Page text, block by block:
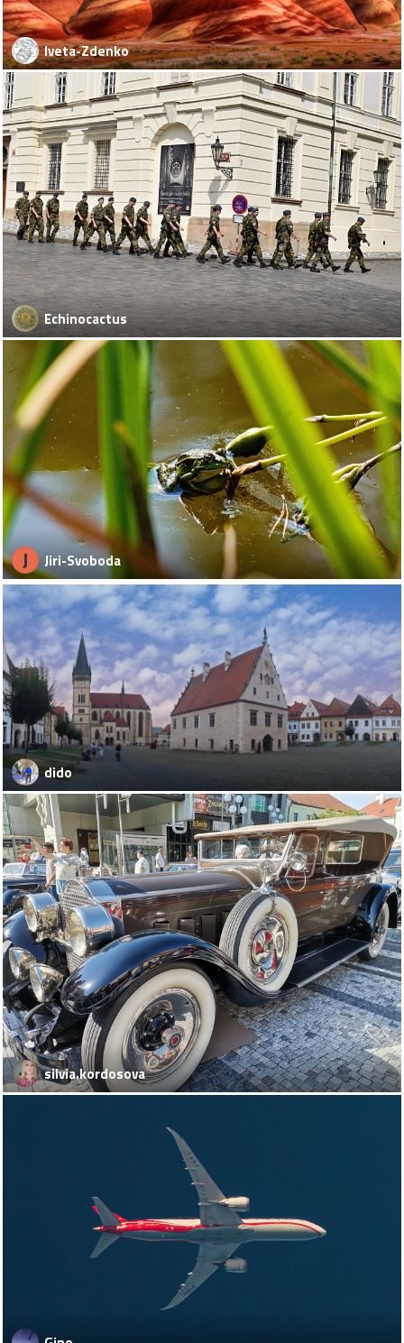
Iveta-Zdenko
Echinocactus
J Jiri-Svoboda
dido
silvia.kordosova